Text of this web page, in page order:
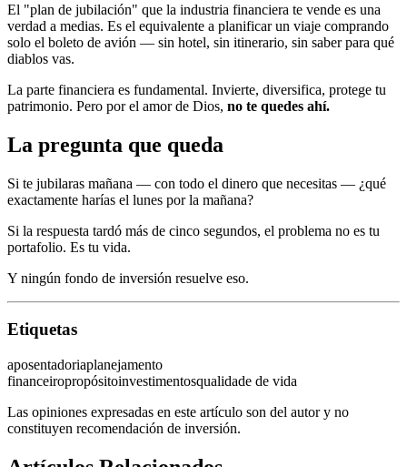
El "plan de jubilación" que la industria financiera te vende es una
verdad a medias. Es el equivalente a planificar un viaje comprando
solo el boleto de avión — sin hotel, sin itinerario, sin saber para qué
diablos vas.
La parte financiera es fundamental. Invierte, diversifica, protege tu
patrimonio. Pero por el amor de Dios, no te quedes ahí.
La pregunta que queda
Si te jubilaras mañana — con todo el dinero que necesitas — ¿qué
exactamente harías el lunes por la mañana?
Si la respuesta tardó más de cinco segundos, el problema no es tu
portafolio. Es tu vida.
Y ningún fondo de inversión resuelve eso.
Etiquetas
aposentadoriaplanejamento
financeiropropósitoinvestimentosqualidade de vida
Las opiniones expresadas en este artículo son del autor y no
constituyen recomendación de inversión.